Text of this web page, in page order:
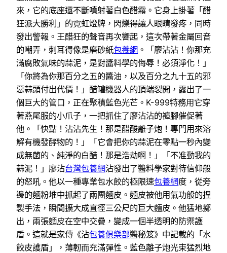
來，它的底座還不斷噴射著白色醋霧。它身上掛著「醋
狂派大勝利」的霓虹燈牌，閃爍得讓人眼睛發疼，同時
發出警報。王醋狂的聲音再次響起，這次帶著金屬回音
的嘲弄，刺耳得像是磨砂紙包養網 。「廖沾沾！你那充
滿腐敗氣味的蒜泥，是對醬料學的侮辱！必須淨化！」
「你將為你那百分之五的醬油，以及百分之九十五的邪
惡蒜頭付出代價！」醋罐機器人的頂端裂開，露出了一
個巨大的管口，正在聚積藍色光芒。K-999特務用它穿
著燕尾服的小爪子，一把抓住了廖沾沾的褲腳催促著
他。「快點！沾沾先生！那是醋酸離子炮！專門用來溶
解有機發酵物的！」「它會把你的蒜泥在零點一秒內變
成無菌的、純淨的白醋！那是浩劫啊！」「不准動我的
蒜泥！」廖沾台灣包養網沾發出了醬料學家對待信仰般
的怒吼。他以一種專業包水餃的極限速包養網度，從旁
邊的麵粉堆中抓起了兩團麵皮。麵皮被他用氣功般的捏
製手法，瞬間擴大成直徑三公尺的巨大麵皮。他猛地擲
出，兩張麵皮在空中交疊，變成一個半透明的防禦護
盾。這就是家傳《沾包養俱樂部醬秘笈》中記載的「水
餃皮護盾」，薄韌而充滿彈性。藍色離子炮光束猛烈地